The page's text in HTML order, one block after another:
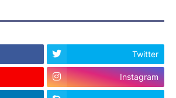
Twitter
Instagram